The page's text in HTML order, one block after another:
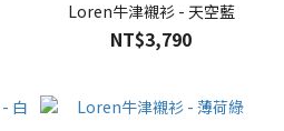
Loren牛津襯衫 - 天空藍
NT$3,790